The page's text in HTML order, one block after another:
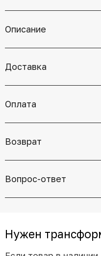
Описание
Доставка
Оплата
Возврат
Вопрос-ответ
Нужен